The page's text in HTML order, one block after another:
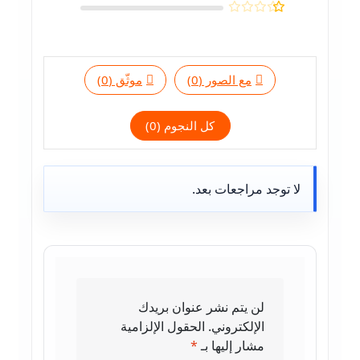
التقييم
تم
من
5
قيي
م
5
مع الصور (0
) موثّق (0
)
كل النجوم (0
)
لا توجد مراجعات بعد.
لن يتم نشر عنوان بريدك
الإلكتروني. الحقول الإلزامية
مشار إليها بـ*